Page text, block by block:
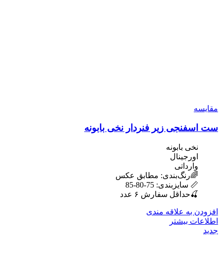
مقایسه
ست اسفنجی زیر فنردار نخی بابونه
نخی بابونه
اورجینال
وارداتی
🌈رنگ‌بندی: مطابق عکس
📏 سایزبندی: 75-80-85
🍒حداقل سفارش ۶ عدد
افزودن به علاقه مندی
اطلاعات بیشتر
جدید